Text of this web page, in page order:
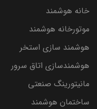
خانه هوشمند
موتورخانه هوشمند
هوشمند سازی استخر
هوشمندسازی اتاق سرور
مانیتورینگ صنعتی
ساختمان هوشمند